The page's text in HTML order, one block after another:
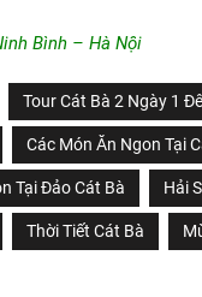
Bình – Hà Nội
Tour Cát Bà 2 Ngày 1
Các Món Ăn Ngon Tại
Tại Đảo Cát Bà Hải
Thời Tiết Cát Bà